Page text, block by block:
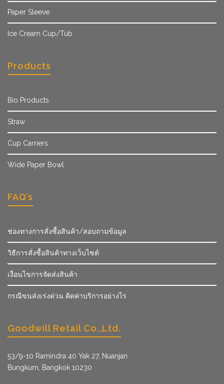
Paper Sleeve
Ice Cream Cup/Tub
Products
Bio Products
Straw
Cup Carriers
Wide Paper Bowl
FAQ’s
ช่องทางการสั่งซื้อสินค้า/สอบถามข้อมูล
วิธีการสั่งซื้อสินค้าทางเว็บไซต์
เงื่อนไขการจัดส่งสินค้า
กรณีขนส่งเร่งด่วน คิดค่าบริการอย่างไร
Goodwill Retail Co.,Ltd.
53/9­-10 Ramindra 40 Yak 27, Nuanjan
Bungkum, Bangkok 10230